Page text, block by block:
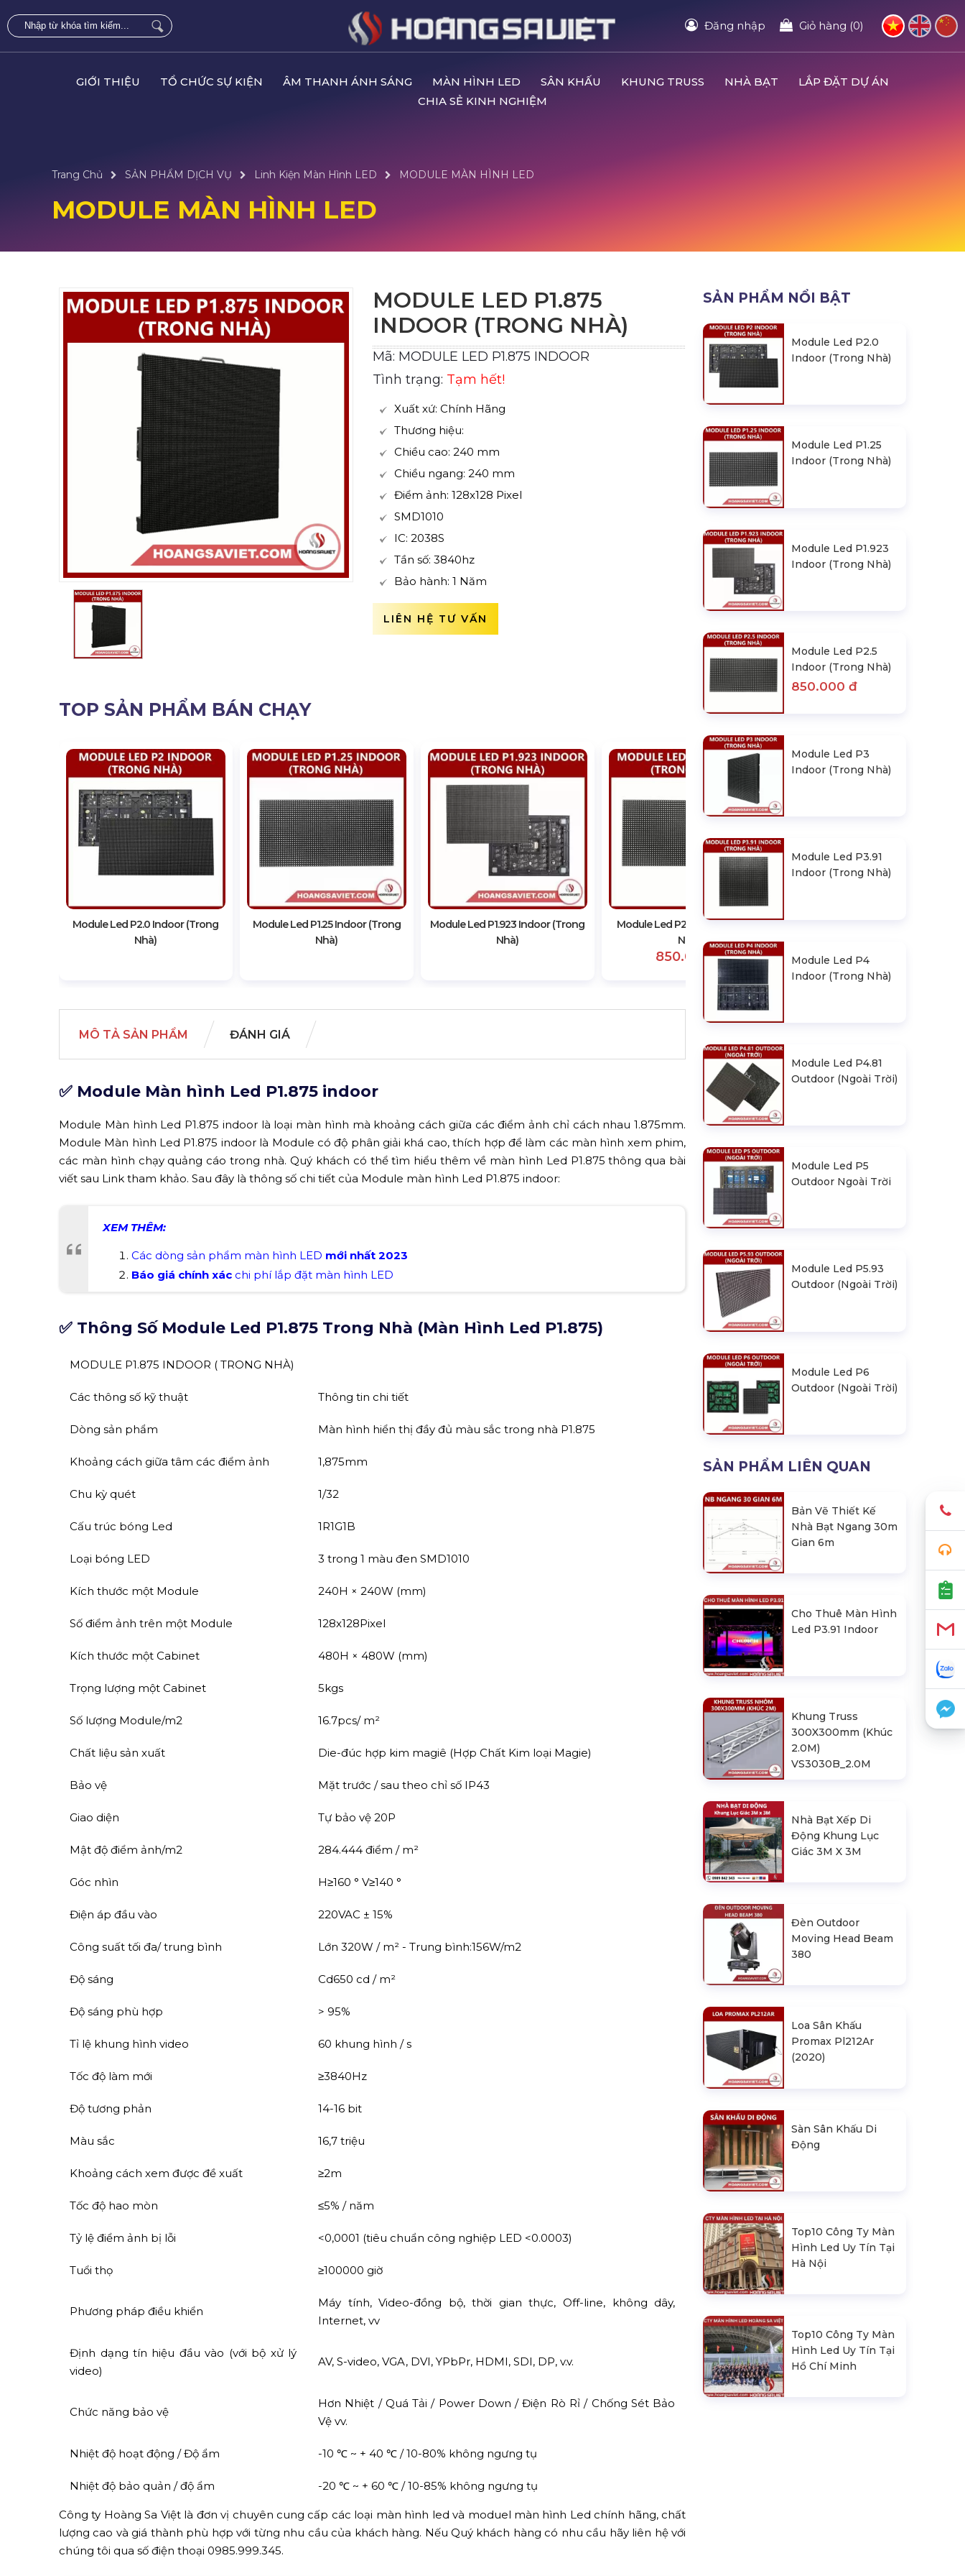
Đăng nhập Giỏ hàng (0)
GIỚI THIỆU TỔ CHỨC SỰ KIỆN ÂM THANH ÁNH SÁNG MÀN HÌNH LED SÂN KHẤU KHUNG TRUSS NHÀ BẠT
LẮP ĐẶT DỰ ÁN
CHIA SẺ KINH NGHIỆM
Trang Chủ SẢN PHẨM DỊCH VỤ Linh Kiện Màn Hình LED MODULE MÀN HÌNH LED
MODULE MÀN HÌNH LED
MODULE LED P1.875
INDOOR (TRONG NHÀ)
Mã: MODULE LED P1.875 INDOOR
Tình trạng: Tạm hết!
Xuất xứ: Chính Hãng
Thương hiệu:
Chiều cao: 240 mm
Chiều ngang: 240 mm
Điểm ảnh: 128x128 Pixel
SMD1010
IC: 2038S
Tần số: 3840hz
Bảo hành: 1 Năm
LIÊN HỆ TƯ VẤN
TOP SẢN PHẨM BÁN CHẠY
Module Led P2.0 Indoor (Trong
Nhà)
Module Led P1.25 Indoor (Trong
Nhà)
Module Led P1.923 Indoor (Trong
Nhà)
Module Led P2.5 Indoor (Trong
Nhà)
850.000 đ
Module Led P3 Indoor (Trong
MÔ TẢ SẢN PHẨM ĐÁNH GIÁ
✅ Module Màn hình Led P1.875 indoor
Module Màn hình Led P1.875 indoor là loại màn hình mà khoảng cách giữa các điểm ảnh chỉ cách nhau 1.875mm.
Module Màn hình Led P1.875 indoor là Module có độ phân giải khá cao, thích hợp để làm các màn hình xem phim,
các màn hình chạy quảng cáo trong nhà. Quý khách có thể tìm hiểu thêm về màn hình Led P1.875 thông qua bài
viết sau Link tham khảo. Sau đây là thông số chi tiết của Module màn hình Led P1.875 indoor:
XEM THÊM:
Các dòng sản phẩm màn hình LED mới nhất 2023
Báo giá chính xác chi phí lắp đặt màn hình LED
✅ Thông Số Module Led P1.875 Trong Nhà (Màn Hình Led P1.875)
MODULE P1.875 INDOOR ( TRONG NHÀ)
Các thông số kỹ thuật Thông tin chi tiết
Dòng sản phẩm Màn hình hiển thị đầy đủ màu sắc trong nhà P1.875
Khoảng cách giữa tâm các điểm ảnh 1,875mm
Chu kỳ quét 1/32
Cấu trúc bóng Led 1R1G1B
Loại bóng LED 3 trong 1 màu đen SMD1010
Kích thước một Module 240H × 240W (mm)
Số điểm ảnh trên một Module 128x128Pixel
Kích thước một Cabinet 480H × 480W (mm)
Trọng lượng một Cabinet 5kgs
Số lượng Module/m2 16.7pcs/ m²
Chất liệu sản xuất Die-đúc hợp kim magiê (Hợp Chất Kim loại Magie)
Bảo vệ Mặt trước / sau theo chỉ số IP43
Giao diện Tự bảo vệ 20P
Mật độ điểm ảnh/m2 284.444 điểm / m²
Góc nhìn H≥160 ° V≥140 °
Điện áp đầu vào 220VAC ± 15%
Công suất tối đa/ trung bình Lớn 320W / m² - Trung bình:156W/m2
Độ sáng Cd650 cd / m²
Độ sáng phù hợp > 95%
Tỉ lệ khung hình video 60 khung hình / s
Tốc độ làm mới ≥3840Hz
Độ tương phản 14-16 bit
Màu sắc 16,7 triệu
Khoảng cách xem được đề xuất ≥2m
Tốc độ hao mòn ≤5% / năm
Tỷ lệ điểm ảnh bị lỗi <0,0001 (tiêu chuẩn công nghiệp LED <0.0003)
Tuổi thọ ≥100000 giờ
Phương pháp điều khiển
Máy tính, Video-đồng bộ, thời gian thực, Off-line, không dây,
Internet, vv
Định dạng tín hiệu đầu vào (với bộ xử lý
video)
AV, S-video, VGA, DVI, YPbPr, HDMI, SDI, DP, v.v.
Chức năng bảo vệ
Hơn Nhiệt / Quá Tải / Power Down / Điện Rò Rỉ / Chống Sét Bảo
Vệ vv.
Nhiệt độ hoạt động / Độ ẩm -10 ℃ ~ + 40 ℃ / 10-80% không ngưng tụ
Nhiệt độ bảo quản / độ ẩm -20 ℃ ~ + 60 ℃ / 10-85% không ngưng tụ
Công ty Hoàng Sa Việt là đơn vị chuyên cung cấp các loại màn hình led và moduel màn hình Led chính hãng, chất
lượng cao và giá thành phù hợp với từng nhu cầu của khách hàng. Nếu Quý khách hàng có nhu cầu hãy liên hệ với
chúng tôi qua số điện thoại 0985.999.345.
SẢN PHẨM NỔI BẬT
Module Led P2.0
Indoor (Trong Nhà)
Module Led P1.25
Indoor (Trong Nhà)
Module Led P1.923
Indoor (Trong Nhà)
Module Led P2.5
Indoor (Trong Nhà)
850.000 đ
Module Led P3
Indoor (Trong Nhà)
Module Led P3.91
Indoor (Trong Nhà)
Module Led P4
Indoor (Trong Nhà)
Module Led P4.81
Outdoor (Ngoài Trời)
Module Led P5
Outdoor Ngoài Trời
Module Led P5.93
Outdoor (Ngoài Trời)
Module Led P6
Outdoor (Ngoài Trời)
SẢN PHẨM LIÊN QUAN
Bản Vẽ Thiết Kế
Nhà Bạt Ngang 30m
Gian 6m
Cho Thuê Màn Hình
Led P3.91 Indoor
Khung Truss
300X300mm (Khúc
2.0M)
VS3030B_2.0M
Nhà Bạt Xếp Di
Động Khung Lục
Giác 3M X 3M
Đèn Outdoor
Moving Head Beam
380
Loa Sân Khấu
Promax Pl212Ar
(2020)
Sàn Sân Khấu Di
Động
Top10 Công Ty Màn
Hình Led Uy Tín Tại
Hà Nội
Top10 Công Ty Màn
Hình Led Uy Tín Tại
Hồ Chí Minh